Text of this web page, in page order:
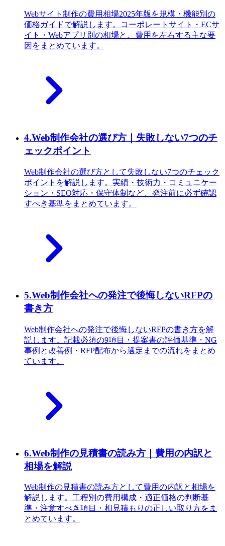
Webサイト制作の費用相場2025年版を規模・機能別の
価格ガイドで解説します。コーポレートサイト・ECサ
イト・Webアプリ別の相場と、費用を左右する主な要
因をまとめています。
4.Web制作会社の選び方｜失敗しない7つのチ
ェックポイント
Web制作会社の選び方として失敗しない7つのチェック
ポイントを解説します。実績・技術力・コミュニケー
ション・SEO対応・保守体制など、発注前に必ず確認
すべき基準をまとめています。
5.Web制作会社への発注で後悔しないRFPの
書き方
Web制作会社への発注で後悔しないRFPの書き方を解
説します。記載必須の9項目・提案書の評価基準・NG
事例と改善例・RFP配布から選定までの流れをまとめ
ています。
6.Web制作の見積書の読み方｜費用の内訳と
相場を解説
Web制作の見積書の読み方として費用の内訳と相場を
解説します。工程別の費用構成・適正価格の判断基
準・注意すべき項目・相見積もりの正しい取り方をま
とめています。